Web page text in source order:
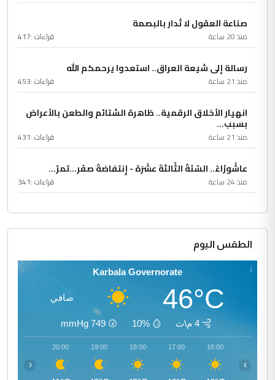
صناعة العقول لا تُدار بالبصمة
منذ 20 ساعة قراءات :417
رسالة إلى شيعة العراق.. استعدوا يرحمكم الله
منذ 21 ساعة قراءات :453
انهيار الأخلاق الرقمية.. ظاهرة الشتائم والطعن بالأعراض
بسبب...
منذ 21 ساعة قراءات :431
عاشُورْاءُ.. السّنَةُ الثّالثةَ عشَرَة - إِنتفاضةُ صفَر…تمرّ...
منذ 24 ساعة قراءات :341
الطقس اليوم
Karbala Governorate
46°C صافي
4 م\ث 10%
749
mmHg
16:00
17:00
18:00
19:00
20:00
‹ ›